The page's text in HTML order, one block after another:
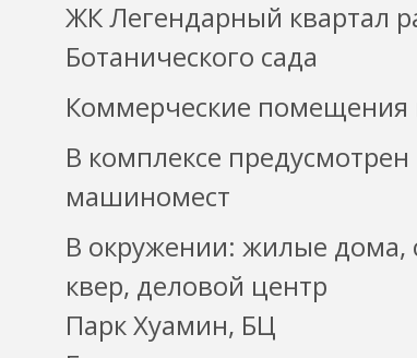
ЖК Легендарный квартал
Ботанического сада
Коммерческие помещения
В комплексе
машиномест
В окружении: жилые дома,
квер, деловой центр
Парк Хуамин, БЦ